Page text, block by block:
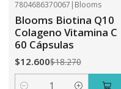
7804686370067 | Blooms
Blooms Biotina Q10
Colageno Vitamina C
60 Cápsulas
$12.600$18.270